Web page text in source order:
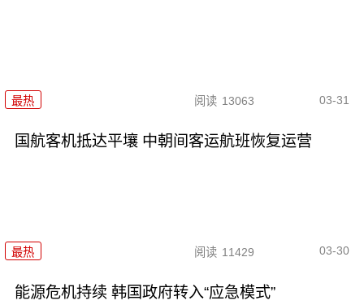
最热 阅读 13063 03-31
国航客机抵达平壤 中朝间客运航班恢复运营
最热 阅读 11429 03-30
能源危机持续 韩国政府转入“应急模式”